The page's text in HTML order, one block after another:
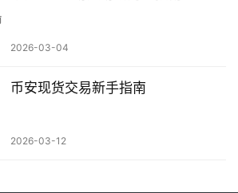
2026-03-04
币安现货交易新手指南
2026-03-12